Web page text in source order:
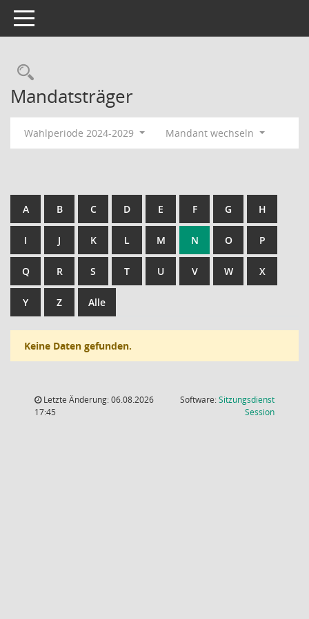
Toggle navigation
Rechercheauswahl
Mandatsträger
Wahlperiode 2024-2029 Mandant wechseln
A B C D E F G H
I J K L M N O P
Q R S T U V W X
Y Z Alle
Keine Daten gefunden.
Letzte Änderung: 06.08.2026
17:45
Software:Sitzungsdienst
Session(Wird in